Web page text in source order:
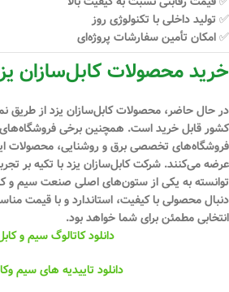
✅ تولید داخلی با تکنولوژی روز
✅ امکان تأمین سفارشات پروژه‌ای
خرید محصولات کابل‌سازان
در حال حاضر، محصولات کابل‌سازان یزد از طریق
کشور قابل خرید است. همچنین برخی فروشگاه‌های
فروشگاه‌های تخصصی برق و روشنایی، محصولات
عرضه می‌کنند. شرکت کابل‌سازان یزد با تکیه بر
توانسته به یکی از ستون‌های اصلی صنعت سیم و
دنبال محصولی با کیفیت، استاندارد و با قیمت
انتخابی مطمئنبرای شما خواهد بود.
دانلود کاتالوگ سیم و
دانلود تاییدیه های سیم